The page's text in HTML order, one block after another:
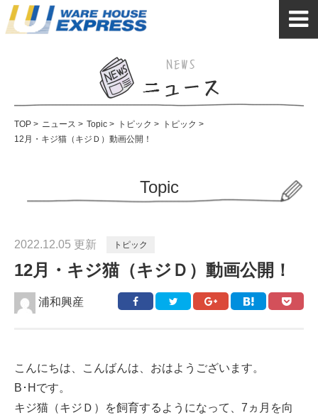
TOP > ニュース > Topic > トピック > トピック >
12月・キジ猫（キジＤ）動画公開！
Topic
2022.12.05 更新 トピック
12月・キジ猫（キジＤ）動画公開！
浦和興産
こんにちは、こんばんは、おはようございます。
B･Hです。
キジ猫（キジＤ）を飼育するようになって、7ヵ月を向